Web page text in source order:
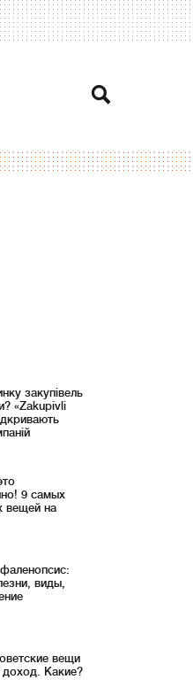
закупівель
«Zakupivli
9 самых
вещей на
виды,
вещи
доход. Какие?